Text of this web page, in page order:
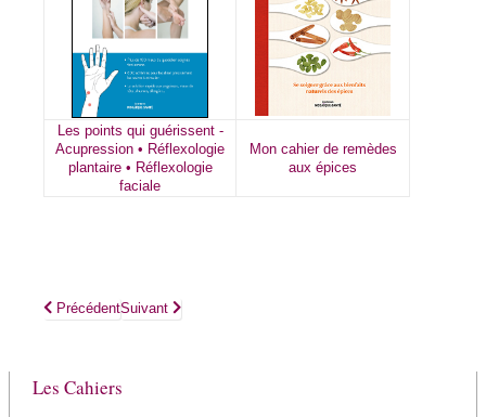
Les points qui guérissent -
Acupression • Réflexologie
plantaire • Réflexologie
faciale
Mon cahier de remèdes
aux épices
Article précédent : Mon cahier de bien-être aux 4 saisons
PrécédentArticle suivant : Mon cahier de Réflexologie plantaire
Suivant
Les Cahiers